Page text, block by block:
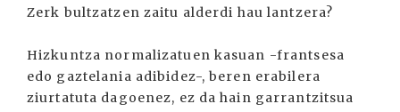
Zerk bultzatzen zaitu alderdi hau lantzera?
Hizkuntza normalizatuen kasuan -frantsesa
edo gaztelania adibidez-, beren erabilera
ziurtatuta dagoenez, ez da hain garrantzitsua